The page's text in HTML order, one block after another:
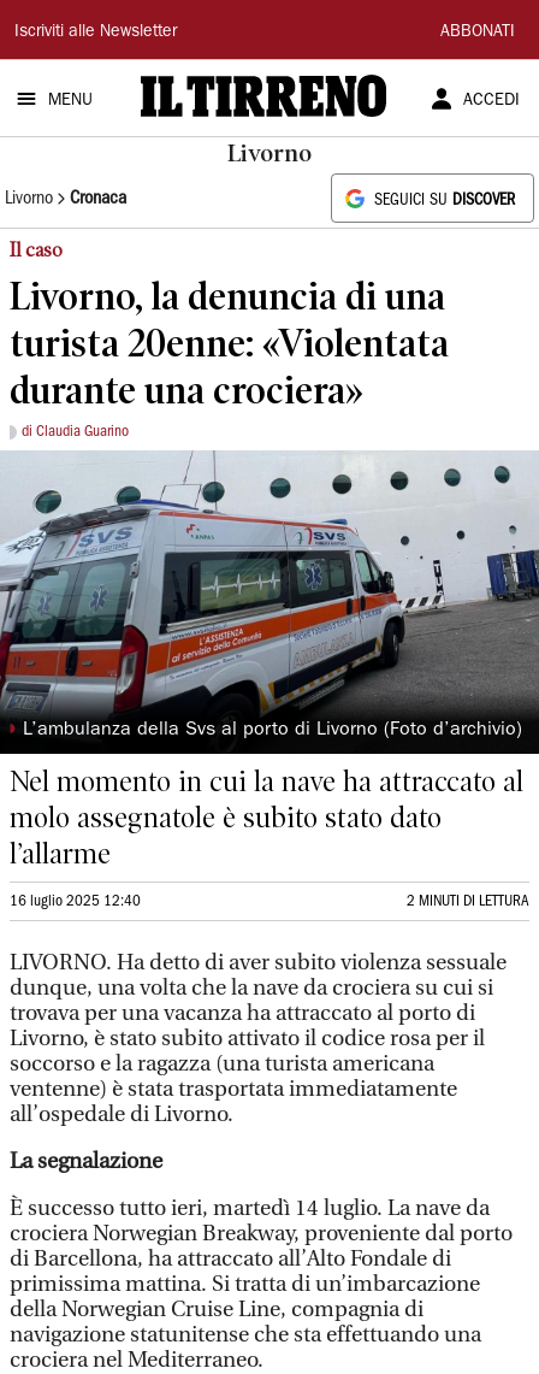
Il
Tirreno
Iscriviti alle Newsletter ABBONATI
MENU ACCEDI
Livorno
Livorno Cronaca SEGUICI SU DISCOVER
Il caso
Livorno, la denuncia di una
turista 20enne: «Violentata
durante una crociera»
di Claudia Guarino
◗ L’ambulanza della Svs al porto di Livorno (Foto d’archivio)
Nel momento in cui la nave ha attraccato al
molo assegnatole è subito stato dato
l’allarme
16 luglio 2025 12:40 2 MINUTI DI LETTURA
LIVORNO. Ha detto di aver subito violenza sessuale
dunque, una volta che la nave da crociera su cui si
trovava per una vacanza ha attraccato al porto di
Livorno, è stato subito attivato il codice rosa per il
soccorso e la ragazza (una turista americana
ventenne) è stata trasportata immediatamente
all’ospedale di Livorno.
La segnalazione
È successo tutto ieri, martedì 14 luglio. La nave da
crociera Norwegian Breakway, proveniente dal porto
di Barcellona, ha attraccato all’Alto Fondale di
primissima mattina. Si tratta di un’imbarcazione
della Norwegian Cruise Line, compagnia di
navigazione statunitense che sta effettuando una
crociera nel Mediterraneo.